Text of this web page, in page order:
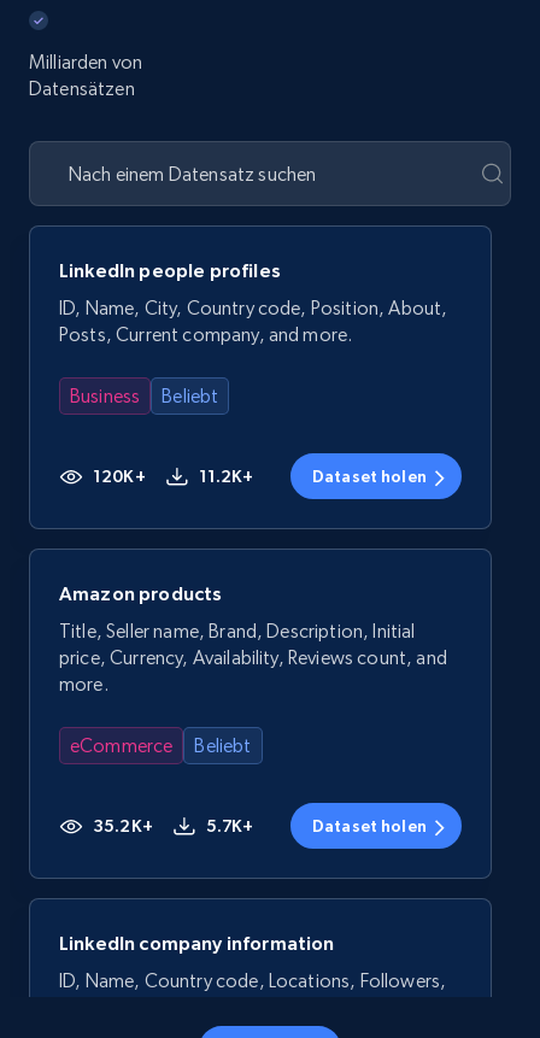
Milliarden von
Datensätzen
LinkedIn people profiles
ID, Name, City, Country code, Position, About,
Posts, Current company, and more.
Business Beliebt
120K+ 11.2K+ Dataset holen
Amazon products
Title, Seller name, Brand, Description, Initial
price, Currency, Availability, Reviews count, and
more.
eCommerce Beliebt
35.2K+ 5.7K+ Dataset holen
LinkedIn company information
ID, Name, Country code, Locations, Followers,